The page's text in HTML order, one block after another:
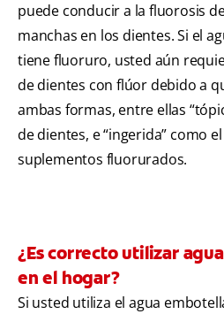
puede conducir a la fluorosis
manchas en los dientes. Si el
tiene fluoruro, usted aún
de dientes con flúor debido a
ambas formas, entre ellas
de dientes, e “ingerida” como
suplementos fluorurados.
¿Es correcto utilizar
en el hogar?
Si usted utiliza el agua